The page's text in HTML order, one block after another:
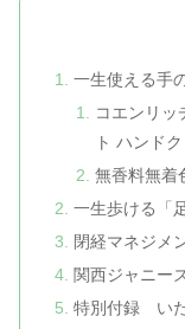
一生使える手
コエンリッ
ト ハンド
無香料無着
一生歩ける「
閉経マネジメ
関西ジャニー
特別付録 い